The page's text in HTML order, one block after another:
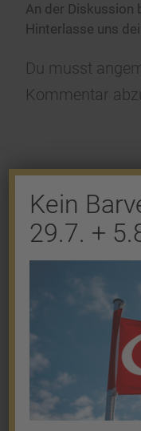
An der Diskussion
Hinterlasse uns
Du musst
Kommentar
Shop
Platin
Silber
Kein
29.7. +